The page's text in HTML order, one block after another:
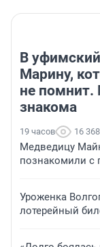
В
Марину,
не помнит.
знакома
19 часов 16 368
Медведицу
познакомили с
Уроженка
лотерейный